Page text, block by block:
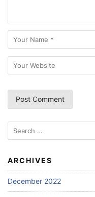
Search
for:
ARCHIVES
December 2022